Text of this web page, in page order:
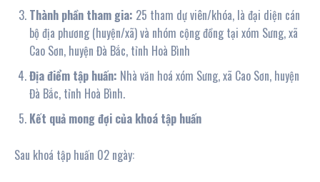
Thành phần tham gia: 25 tham dự viên/khóa, là đại diện cán
bộ địa phương (huyện/xã) và nhóm cộng đồng tại xóm Sưng, xã
Cao Sơn, huyện Đà Bắc, tỉnh Hoà Bình
Địađiểm tập huấn: Nhà văn hoá xóm Sưng, xã Cao Sơn, huyện
Đà Bắc, tỉnh Hoà Bình.
Kết quả mong đợi của khoá tập huấn
Sau khoá tập huấn 02 ngày: